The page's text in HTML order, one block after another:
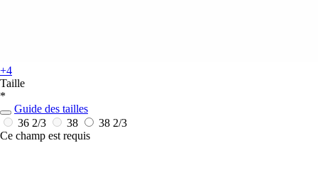
+4
Taille
*
Guide des tailles
36 2/3
38
38 2/3
Ce champ est requis